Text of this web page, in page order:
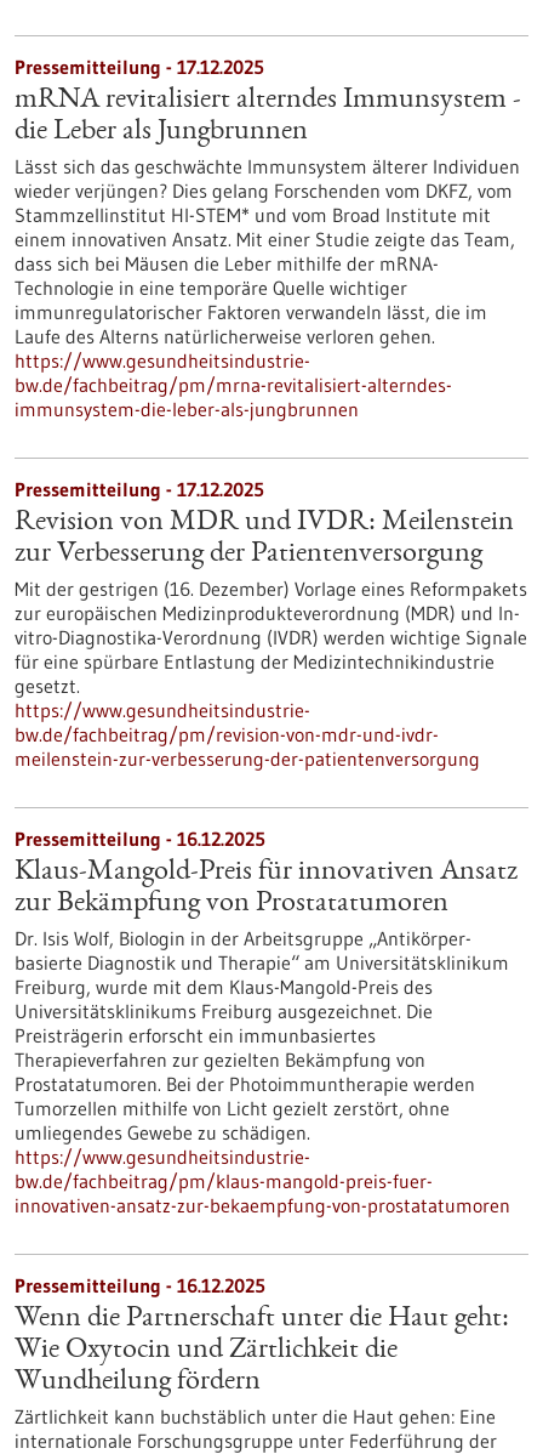
Pressemitteilung - 17.12.2025
mRNA revitalisiert alterndes Immunsystem -
die Leber als Jungbrunnen
Lässt sich das geschwächte Immunsystem älterer Individuen
wieder verjüngen? Dies gelang Forschenden vom DKFZ, vom
Stammzellinstitut HI-STEM* und vom Broad Institute mit
einem innovativen Ansatz. Mit einer Studie zeigte das Team,
dass sich bei Mäusen die Leber mithilfe der mRNA-
Technologie in eine temporäre Quelle wichtiger
immunregulatorischer Faktoren verwandeln lässt, die im
Laufe des Alterns natürlicherweise verloren gehen.
https://www.gesundheitsindustrie-
bw.de/fachbeitrag/pm/mrna-revitalisiert-alterndes-
immunsystem-die-leber-als-jungbrunnen
Pressemitteilung - 17.12.2025
Revision von MDR und IVDR: Meilenstein
zur Verbesserung der Patientenversorgung
Mit der gestrigen (16. Dezember) Vorlage eines Reformpakets
zur europäischen Medizinprodukteverordnung (MDR) und In-
vitro-Diagnostika-Verordnung (IVDR) werden wichtige Signale
für eine spürbare Entlastung der Medizintechnikindustrie
gesetzt.
https://www.gesundheitsindustrie-
bw.de/fachbeitrag/pm/revision-von-mdr-und-ivdr-
meilenstein-zur-verbesserung-der-patientenversorgung
Pressemitteilung - 16.12.2025
Klaus-Mangold-Preis für innovativen Ansatz
zur Bekämpfung von Prostatatumoren
Dr. Isis Wolf, Biologin in der Arbeitsgruppe „Antikörper-
basierte Diagnostik und Therapie“ am Universitätsklinikum
Freiburg, wurde mit dem Klaus-Mangold-Preis des
Universitätsklinikums Freiburg ausgezeichnet. Die
Preisträgerin erforscht ein immunbasiertes
Therapieverfahren zur gezielten Bekämpfung von
Prostatatumoren. Bei der Photoimmuntherapie werden
Tumorzellen mithilfe von Licht gezielt zerstört, ohne
umliegendes Gewebe zu schädigen.
https://www.gesundheitsindustrie-
bw.de/fachbeitrag/pm/klaus-mangold-preis-fuer-
innovativen-ansatz-zur-bekaempfung-von-prostatatumoren
Pressemitteilung - 16.12.2025
Wenn die Partnerschaft unter die Haut geht:
Wie Oxytocin und Zärtlichkeit die
Wundheilung fördern
Zärtlichkeit kann buchstäblich unter die Haut gehen: Eine
internationale Forschungsgruppe unter Federführung der